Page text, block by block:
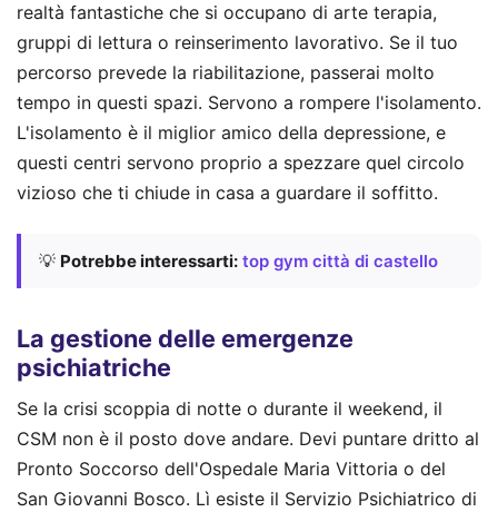
realtà fantastiche che si occupano di arte terapia,
gruppi di lettura o reinserimento lavorativo. Se il tuo
percorso prevede la riabilitazione, passerai molto
tempo in questi spazi. Servono a rompere l'isolamento.
L'isolamento è il miglior amico della depressione, e
questi centri servono proprio a spezzare quel circolo
vizioso che ti chiude in casa a guardare il soffitto.
💡 Potrebbe interessarti: top gym città di castello
La gestione delle emergenze
psichiatriche
Se la crisi scoppia di notte o durante il weekend, il
CSM non è il posto dove andare. Devi puntare dritto al
Pronto Soccorso dell'Ospedale Maria Vittoria o del
San Giovanni Bosco. Lì esiste il Servizio Psichiatrico di